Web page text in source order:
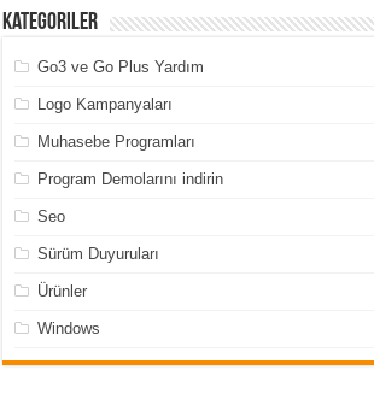
Kategoriler
Go3 ve Go Plus Yardım
Logo Kampanyaları
Muhasebe Programları
Program Demolarını indirin
Seo
Sürüm Duyuruları
Ürünler
Windows